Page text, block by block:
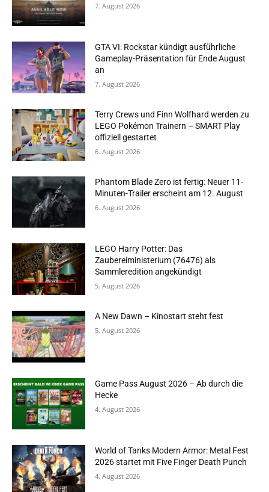
7. August 2026
GTA VI: Rockstar kündigt ausführliche
Gameplay-Präsentation für Ende August
an
7. August 2026
Terry Crews und Finn Wolfhard werden zu
LEGO Pokémon Trainern – SMART Play
offiziell gestartet
6. August 2026
Phantom Blade Zero ist fertig: Neuer 11-
Minuten-Trailer erscheint am 12. August
6. August 2026
LEGO Harry Potter: Das
Zaubereiministerium (76476) als
Sammleredition angekündigt
5. August 2026
A New Dawn – Kinostart steht fest
5. August 2026
Game Pass August 2026 – Ab durch die
Hecke
4. August 2026
World of Tanks Modern Armor: Metal Fest
2026 startet mit Five Finger Death Punch
4. August 2026